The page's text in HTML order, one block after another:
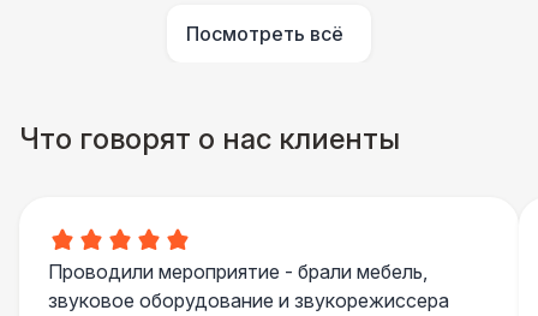
Посмотреть всё
Что говорят о нас клиенты
Проводили мероприятие - брали мебель,
звуковое оборудование и звукорежиссера